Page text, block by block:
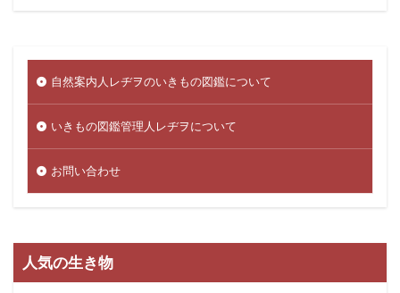
自然案内人レヂヲのいきもの図鑑について
いきもの図鑑管理人レヂヲについて
お問い合わせ
人気の生き物